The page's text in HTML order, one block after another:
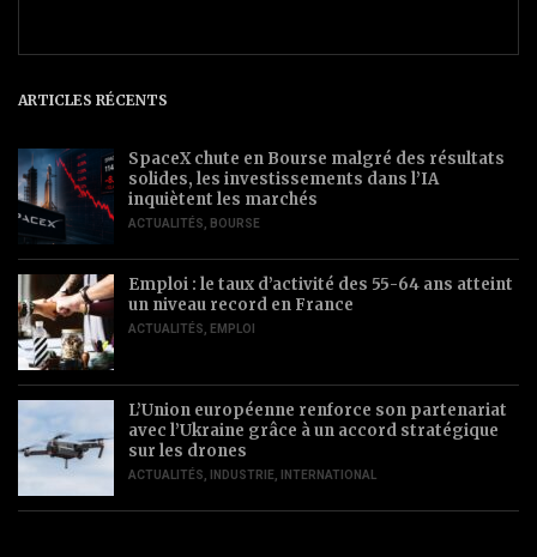
ARTICLES RÉCENTS
SpaceX chute en Bourse malgré des résultats
solides, les investissements dans l’IA
inquiètent les marchés
ACTUALITÉS BOURSE
Emploi : le taux d’activité des 55-64 ans atteint
un niveau record en France
ACTUALITÉS EMPLOI
L’Union européenne renforce son partenariat
avec l’Ukraine grâce à un accord stratégique
sur les drones
ACTUALITÉS INDUSTRIE INTERNATIONAL